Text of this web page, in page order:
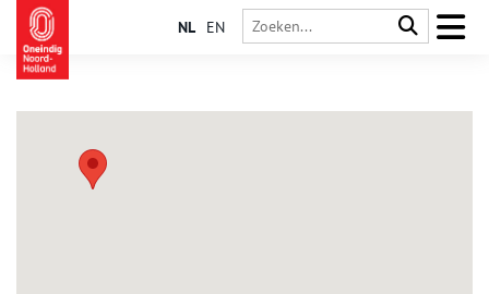
NL EN
's-Gravenhage